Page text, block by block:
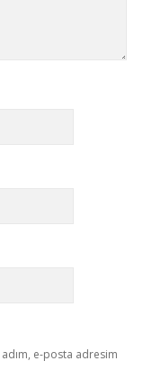
e-posta adresim